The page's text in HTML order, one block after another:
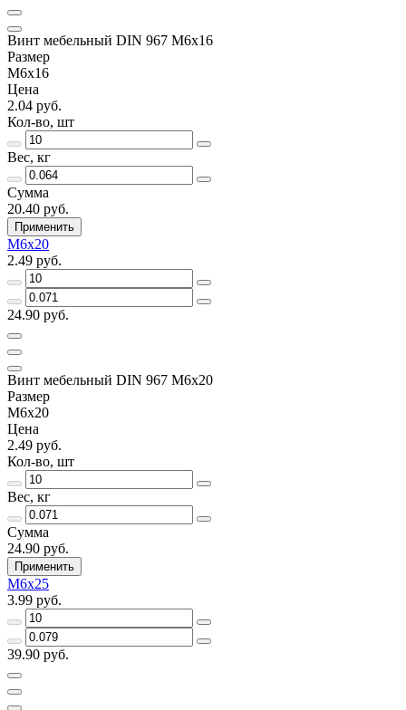
Винт мебельный DIN 967 М6х16
Размер
М6х16
Цена
2.04 руб.
Кол-во, шт
Вес, кг
Сумма
20.40 руб.
Применить
М6х20
2.49 руб.
24.90 руб.
Винт мебельный DIN 967 М6х20
Размер
М6х20
Цена
2.49 руб.
Кол-во, шт
Вес, кг
Сумма
24.90 руб.
Применить
М6х25
3.99 руб.
39.90 руб.